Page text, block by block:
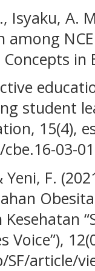
Isyaku, A.
in
student
15(4),
03-
F.
Voice”),
article/